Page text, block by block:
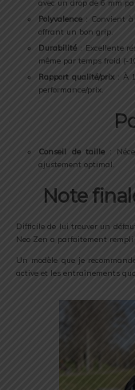
avec un drop de 6 mm
Polyvalence : Convient
offrant un bon grip.
Durabilité : Excellente
même par temps froid (-
Rapport qualité/prix: À
performance/prix.
Conseil de taille:
ajustement optimal.
Note
Difficile de lui trouver un
Neo Zen a parfaitement
Un modèle que je
active et les entraînements